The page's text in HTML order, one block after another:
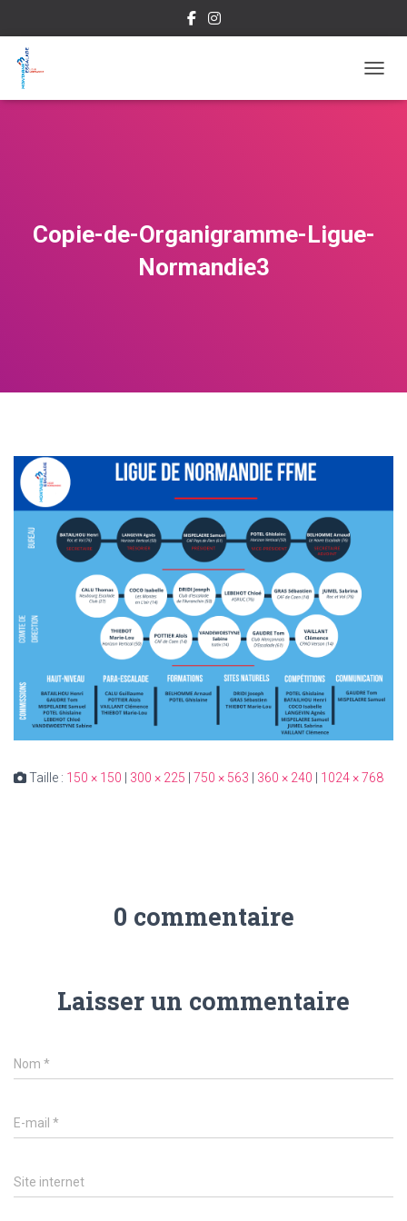
Copie-de-Organigramme-Ligue-
Normandie3
Taille : 150 × 150 300 × 225 750 × 563 360 × 240 1024 × 768
0 commentaire
Laisser un commentaire
Nom *
E-mail *
Site internet